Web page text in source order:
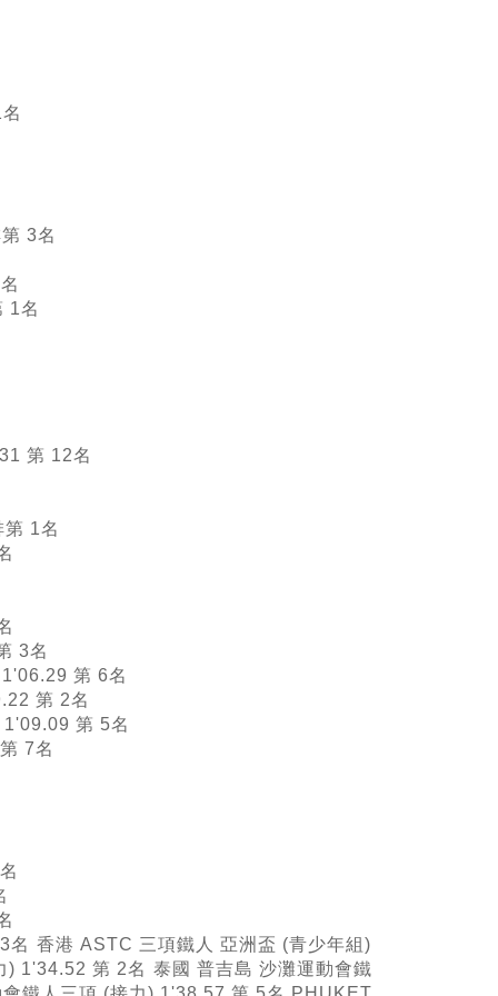
3名
1名
第 12名
1名
3名
第 6名
第 2名
第 5名
7名
名 香港 ASTC 三項鐵人 亞洲盃 (青少年組)
) 1'34.52 第 2名 泰國 普吉島 沙灘運動會鐵